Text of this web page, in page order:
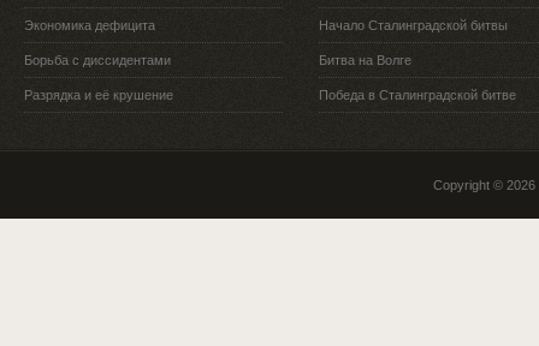
Экономика дефицита
Борьба с диссидентами
Разрядка и её крушение
Начало Сталинградской битвы
Битва на Волге
Победа в Сталинградской битве
Copyright © 2026